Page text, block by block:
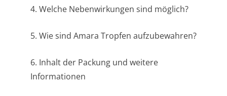
4. Welche Nebenwirkungen sind möglich?
5. Wie sind Amara Tropfen aufzubewahren?
6. Inhalt der Packung und weitere
Informationen